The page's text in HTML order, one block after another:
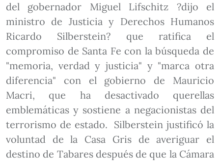
del gobernador Miguel Lifschitz ?dijo el
ministro de Justicia y Derechos Humanos
Ricardo Silberstein? que ratifica el
compromiso de Santa Fe con la búsqueda de
"memoria, verdad y justicia" y "marca otra
diferencia" con el gobierno de Mauricio
Macri, que ha desactivado querellas
emblemáticas y sostiene a negacionistas del
terrorismo de estado. Silberstein justificó la
voluntad de la Casa Gris de averiguar el
destino de Tabares después de que la Cámara